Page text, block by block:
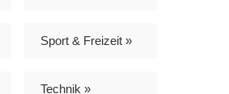
Sport & Freizeit »
Technik »